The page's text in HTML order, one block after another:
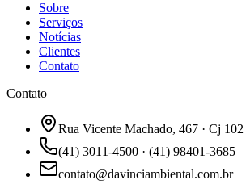
Sobre
Serviços
Notícias
Clientes
Contato
Contato
Rua Vicente Machado, 467 · Cj
(41) 3011-4500 · (41) 98401-3685
contato@davinciambiental.com.br